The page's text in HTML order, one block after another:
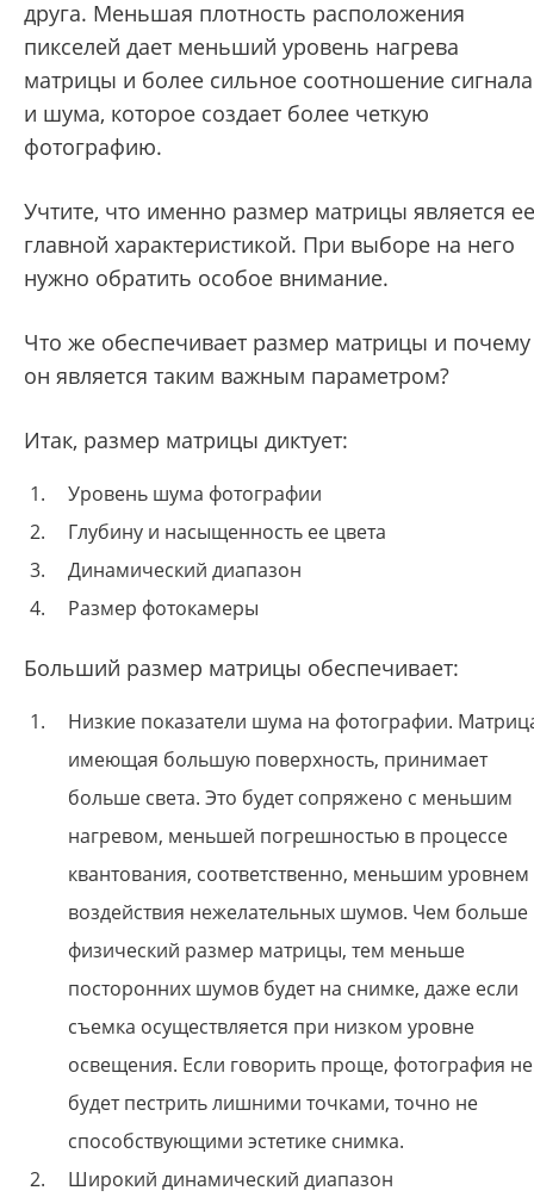
друга. Меньшая плотность расположения
пикселей дает меньший уровень нагрева
матрицы и более сильное соотношение сигнала
и шума, которое создает более четкую
фотографию.
Учтите, что именно размер матрицы является ее
главной характеристикой. При выборе на него
нужно обратить особое внимание.
Что же обеспечивает размер матрицы и почему
он является таким важным параметром?
Итак, размер матрицы диктует:
Уровень шума фотографии
Глубину и насыщенность ее цвета
Динамический диапазон
Размер фотокамеры
Больший размер матрицы обеспечивает:
Низкие показатели шума на фотографии.
имеющая большую поверхность, принимает
больше света. Это будет сопряжено с меньшим
нагревом, меньшей погрешностью в процессе
квантования, соответственно, меньшим уровнем
воздействия нежелательных шумов. Чем больше
физический размер матрицы, тем меньше
посторонних шумов будет на снимке, даже если
съемка осуществляется при низком уровне
освещения. Если говорить проще, фотография не
будет пестрить лишними точками, точно не
способствующими эстетике снимка.
Широкий динамический диапазон